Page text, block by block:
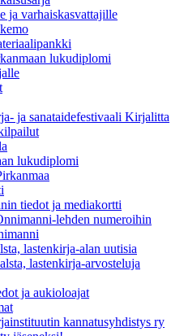
ja varhaiskasvattajille
lukudiplomi
ja sanataidefestivaali Kirjalitta
lukudiplomi
tiedot ja mediakortti
lehden numeroihin
lastenkirja-alan uutisia
lastenkirja-arvosteluja
ja aukioloajat
kannatusyhdistys ry